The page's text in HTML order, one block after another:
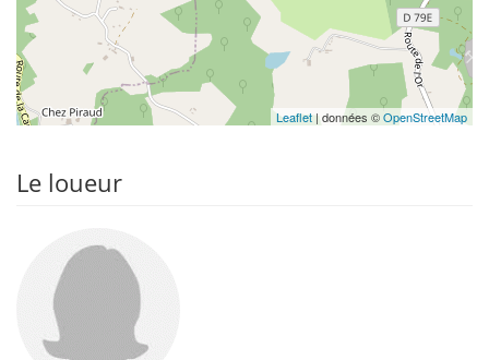
Leaflet | données ©OpenStreetMap
Le loueur